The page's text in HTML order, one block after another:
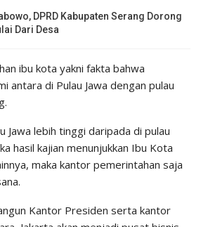
DPRD Kabupaten Serang Dorong
Dari Desa
ibu kota yakni fakta bahwa
antara di Pulau Jawa dengan pulau
Jawa lebih tinggi daripada di pulau
hasil kajian menunjukkan Ibu Kota
maka kantor pemerintahan saja
Kantor Presiden serta kantor